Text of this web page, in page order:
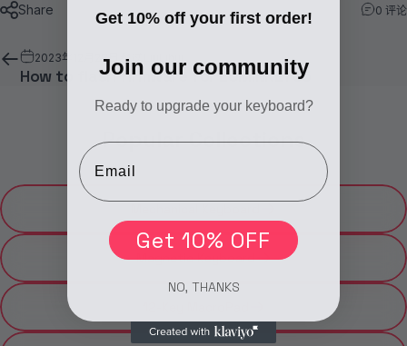
Share 0 评论
2023年12月28日 经过
How to flash firmware for LUMINKEY65
PopularCollections
Magnetic Keyboard
Get 10% off your first order!
Join our community
Ready to upgrade your keyboard?
Email
Get 10% OFF
NO, THANKS